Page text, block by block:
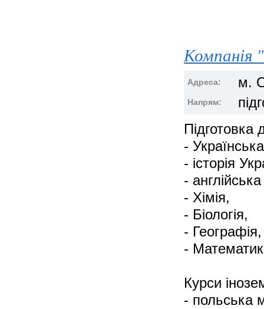
Компанія
Адреса: м.
Напрям:
-
- історія
-
- Хімія,
- Біологія,
- Географія,
-
Курси
- польська